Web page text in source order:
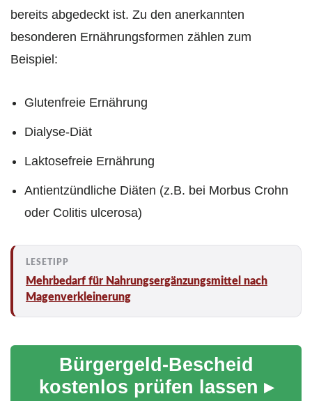
bereits abgedeckt ist. Zu den anerkannten
besonderen Ernährungsformen zählen zum
Beispiel:
Glutenfreie Ernährung
Dialyse-Diät
Laktosefreie Ernährung
Antientzündliche Diäten (z.B. bei Morbus Crohn
oder Colitis ulcerosa)
Mehrbedarf für Nahrungsergänzungsmittel nach
Magenverkleinerung
Bürgergeld-Bescheid
kostenlos prüfen lassen ▸